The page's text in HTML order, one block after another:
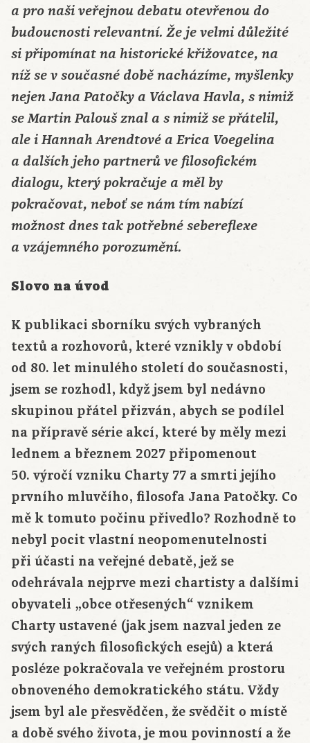
a pro naši veřejnou debatu otevřenou do
budoucnosti relevantní. Že je velmi důležité
si připomínat na historické křižovatce, na
níž se v současné době nacházíme, myšlenky
nejen Jana Patočky a Václava Havla, s nimiž
se Martin Palouš znal a s nimiž se přátelil,
ale i Hannah Arendtové a Erica Voegelina
a dalších jeho partnerů ve filosofickém
dialogu, který pokračuje a měl by
pokračovat, neboť se nám tím nabízí
možnost dnes tak potřebné sebereflexe
a vzájemného porozumění.
Slovo na úvod
K publikaci sborníku svých vybraných
textů a rozhovorů, které vznikly v období
od 80. let minulého století do současnosti,
jsem se rozhodl, když jsem byl nedávno
skupinou přátel přizván, abych se podílel
na přípravě série akcí, které by měly mezi
lednem a březnem 2027 připomenout
50. výročí vzniku Charty 77 a smrti jejího
prvního mluvčího, filosofa Jana Patočky. Co
mě k tomuto počinu přivedlo? Rozhodně to
nebyl pocit vlastní neopomenutelnosti
při účasti na veřejné debatě, jež se
odehrávala nejprve mezi chartisty a dalšími
obyvateli „obce otřesených“ vznikem
Charty ustavené (jak jsem nazval jeden ze
svých raných filosofických esejů) a která
posléze pokračovala ve veřejném prostoru
obnoveného demokratického státu. Vždy
jsem byl ale přesvědčen, že svědčit o místě
a době svého života, je mou povinností a že